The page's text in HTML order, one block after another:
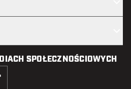
SPOŁECZNOŚCIOWYCH